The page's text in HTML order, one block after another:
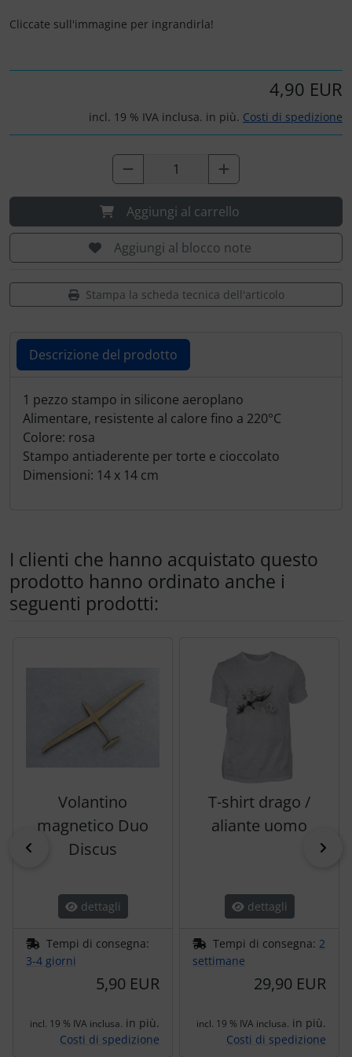
Cliccate sull'immagine per ingrandirla!
4,90 EUR
incl. 19 % IVA inclusa. in più. Costi di spedizione
Aggiungi al carrello
Aggiungi al blocco note
Stampa la scheda tecnica dell'articolo
Descrizione del prodotto
Descrizione del prodotto
1 pezzo stampo in silicone aeroplano
Alimentare, resistente al calore fino a 220°C
Colore: rosa
Stampo antiaderente per torte e cioccolato
Dimensioni: 14 x 14 cm
I clienti che hanno acquistato questo
prodotto hanno ordinato anche i
seguenti prodotti:
indietro
Volantino
magnetico Duo
Discus
dettagli
Tempi di consegna:
3-4 giorni
5,90 EUR
incl. 19 % IVA inclusa. in più.
Costi di spedizione
T-shirt drago /
aliante uomo
dettagli
Tempi di consegna: 2
settimane
29,90 EUR
incl. 19 % IVA inclusa. in più.
Costi di spedizione
Pneumatici, tubi e co.
Pulitore per zanzare
Speroni e ruote alari
Strumenti
Trasponditore
Tubi, connettori....
Ugelli / sonde
Viti, dadi & co.